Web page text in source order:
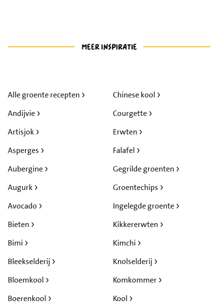
Alle groente recepten
Andijvie
Artisjok
Asperges
Aubergine
Augurk
Avocado
Bieten
Bimi
Bleekselderij
Bloemkool
Boerenkool
Chinese kool
Courgette
Erwten
Falafel
Gegrilde groenten
Groentechips
Ingelegde groente
Kikkererwten
Kimchi
Knolselderij
Komkommer
Kool